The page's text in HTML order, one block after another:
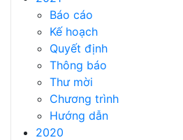
Báo cáo
Kế hoạch
Quyết định
Thông báo
Thư mời
Chương trình
Hướng dẫn
2020